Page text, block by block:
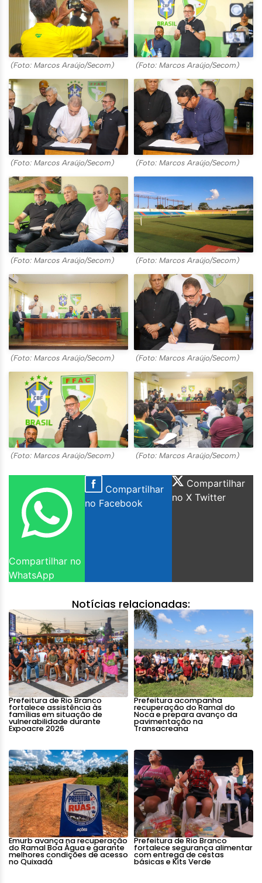
(Foto: Marcos Araújo/Secom) (Foto: Marcos Araújo/Secom)
(Foto: Marcos Araújo/Secom) (Foto: Marcos Araújo/Secom)
(Foto: Marcos Araújo/Secom) (Foto: Marcos Araújo/Secom)
(Foto: Marcos Araújo/Secom) (Foto: Marcos Araújo/Secom)
(Foto: Marcos Araújo/Secom) (Foto: Marcos Araújo/Secom)
Compartilhar no
WhatsApp
Compartilhar
no Facebook
Compartilhar
no X Twitter
Notícias relacionadas:
Prefeitura de Rio Branco
fortalece assistência às
famílias em situação de
vulnerabilidade durante
Expoacre 2026
Prefeitura acompanha
recuperação do Ramal do
Noca e prepara avanço da
pavimentação na
Transacreana
Emurb avança na recuperação
do Ramal Boa Água e garante
melhores condições de acesso
no Quixadá
Prefeitura de Rio Branco
fortalece segurança alimentar
com entrega de cestas
básicas e Kits Verde